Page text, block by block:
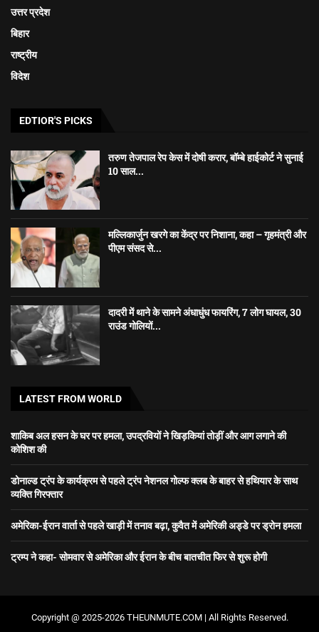
उत्तर प्रदेश
बिहार
राष्ट्रीय
विदेश
EDTIOR'S PICKS
तरुण तेजपाल रेप केस में दोषी करार, बॉम्बे हाईकोर्ट ने सुनाई
10 साल...
मल्लिकार्जुन खरगे का केंद्र पर निशाना, कहा – गृहमंत्री और
पीएम संसद से...
दादरी में थाने के सामने अंधाधुंध फायरिंग, 7 लोग घायल, 30
राउंड गोलियों...
LATEST FROM WORLD
शाकिब अल हसन के घर पर हमला, उपद्रवियों ने खिड़कियां तोड़ीं और आग लगाने की
कोशिश की
डोनाल्ड ट्रंप के कार्यक्रम से पहले ट्रंप नेशनल गोल्फ क्लब के बाहर से हथियार के साथ
व्यक्ति गिरफ्तार
अमेरिका-ईरान वार्ता से पहले खाड़ी में तनाव बढ़ा, कुवैत में अमेरिकी अड्डे पर ड्रोन हमला
ट्रम्प ने कहा- सोमवार से अमेरिका और ईरान के बीच बातचीत फिर से शुरू होगी
Copyright @ 2025-2026 THEUNMUTE.COM | All Rights Reserved.